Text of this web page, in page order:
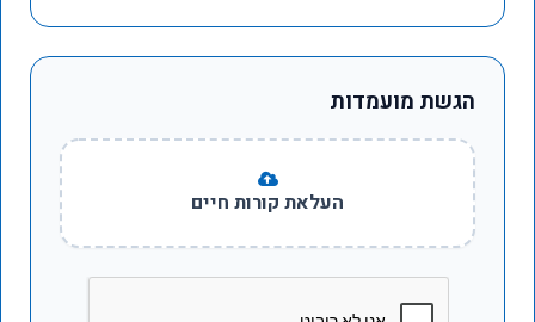
הגשת מועמדות
העלאת קורות חיים